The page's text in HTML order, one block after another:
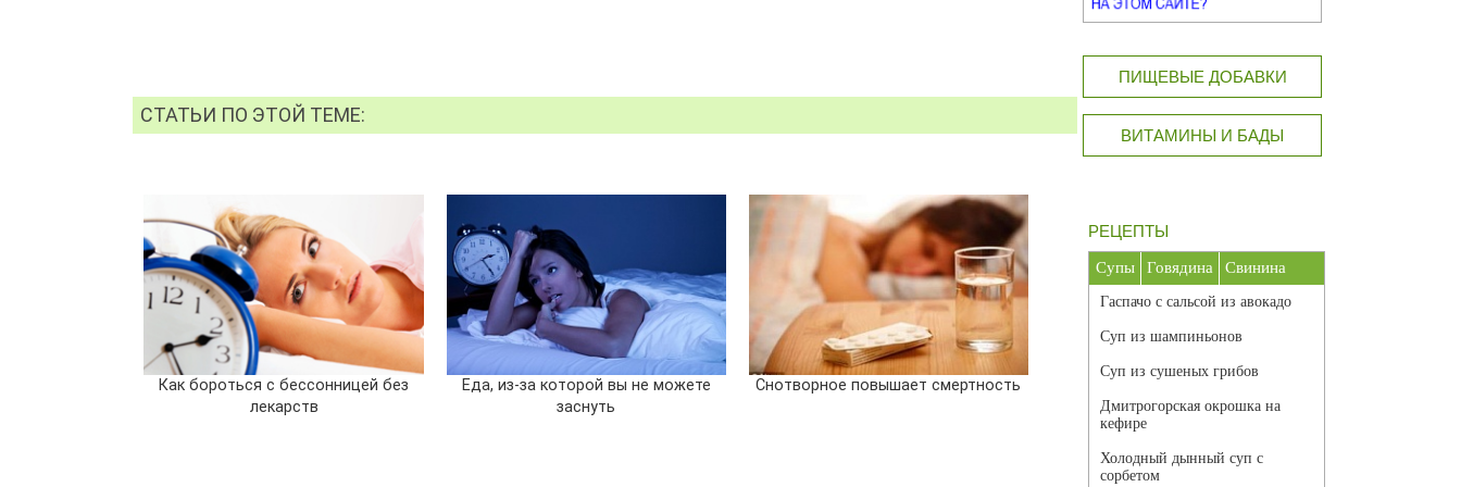
СТАТЬИ ПО ЭТОЙ ТЕМЕ:
Как бороться с бессонницей без
лекарств
Еда, из-за которой вы не можете
заснуть
Снотворное повышает смертность
ПИЩЕВЫЕ ДОБАВКИ
ВИТАМИНЫ И БАДЫ
РЕЦЕПТЫ
Супы Говядина Свинина
Гаспачо с сальсой из авокадо
Суп из шампиньонов
Суп из сушеных грибов
Дмитрогорская окрошка на
кефире
Холодный дынный суп с
сорбетом